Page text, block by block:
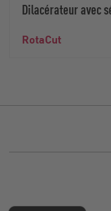
Dilacérateur avec
RotaCut